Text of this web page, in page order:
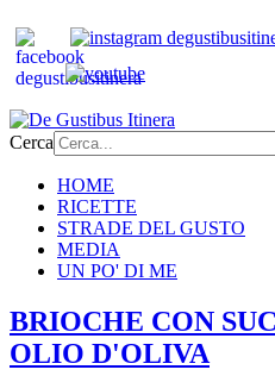
Cerca
HOME
RICETTE
STRADE DEL GUSTO
MEDIA
UN PO' DI ME
BRIOCHE CON
OLIO D'OLIVA